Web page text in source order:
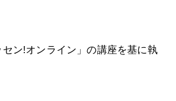
ン!オンライン」の講座を基に執